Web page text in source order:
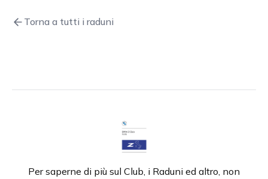
Torna a tutti i raduni
Per saperne di più sul Club, i Raduni ed altro, non